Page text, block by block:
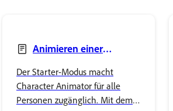
Animieren einer
Modus
Der Starter-Modus macht
Character Animator für alle
Personen zugänglich. Mit dem